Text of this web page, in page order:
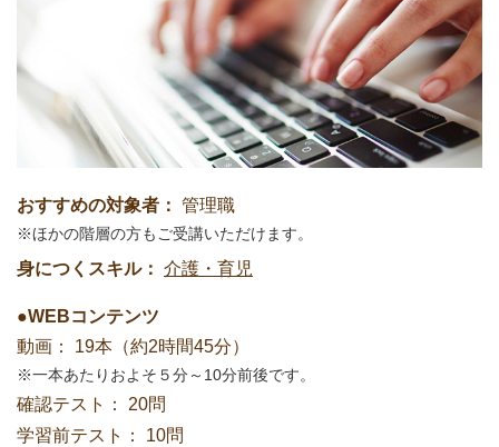
おすすめの対象者： 管理職
ほかの階層の方もご受講いただけます。
身につくスキル： 介護・育児
●WEBコンテンツ
動画：
19本（約2時間45分）
一本あたりおよそ５分～10分前後です。
確認テスト：
20問
学習前テスト：
10問